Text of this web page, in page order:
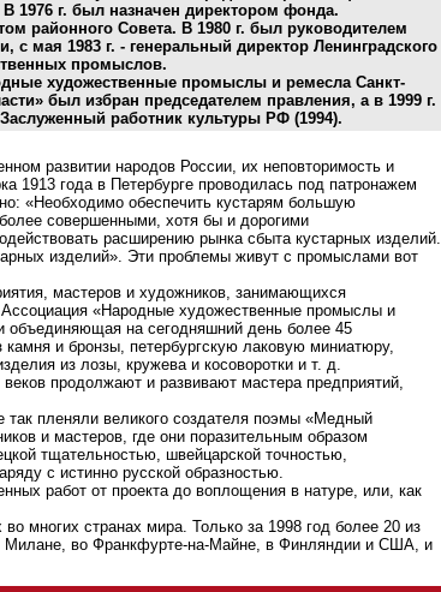
1976 г. был назначен директором фонда.
районного Совета. В 1980 г. был руководителем
с мая 1983 г. - генеральный директор Ленинградского
промыслов.
художественные промыслы и ремесла Санкт-
был избран председателем правления, а в 1999 г.
работник культуры РФ (1994).
развитии народов России, их неповторимость и
1913 года в Петербурге проводилась под патронажем
«Необходимо обеспечить кустарям большую
совершенными, хотя бы и дорогими
расширению рынка сбыта кустарных изделий.
изделий». Эти проблемы живут с промыслами вот
мастеров и художников, занимающихся
«Народные художественные промыслы и
объединяющая на сегодняшний день более 45
и бронзы, петербургскую лаковую миниатюру,
из лозы, кружева и косоворотки и т. д.
продолжают и развивают мастера предприятий,
так пленяли великого создателя поэмы «Медный
и мастеров, где они поразительным образом
тщательностью, швейцарской точностью,
с истинно русской образностью.
работ от проекта до воплощения в натуре, или, как
многих странах мира. Только за 1998 год более 20 из
Милане, во Франкфурте-на-Майне, в Финляндии и США, и